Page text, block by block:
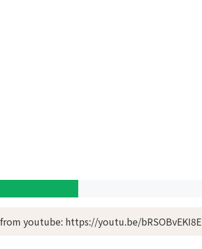
youtube: https://youtu.be/bRSOBvEKI8E